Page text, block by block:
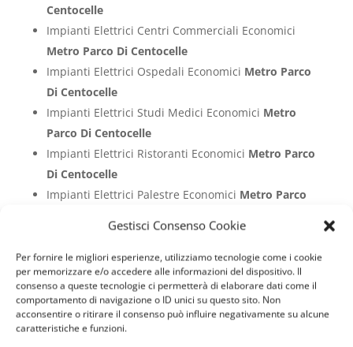
Gestisci Consenso Cookie
Per fornire le migliori esperienze, utilizziamo tecnologie come i cookie
per memorizzare e/o accedere alle informazioni del dispositivo. Il
consenso a queste tecnologie ci permetterà di elaborare dati come il
comportamento di navigazione o ID unici su questo sito. Non
acconsentire o ritirare il consenso può influire negativamente su alcune
caratteristiche e funzioni.
Centocelle
Impianti Elettrici Centri Commerciali Economici
Metro Parco Di Centocelle
Impianti Elettrici Ospedali Economici Metro Parco
Di Centocelle
Impianti Elettrici Studi Medici Economici Metro
Parco Di Centocelle
Impianti Elettrici Ristoranti Economici Metro Parco
Di Centocelle
Impianti Elettrici Palestre Economici Metro Parco
Metro Parco Di Centocelle
Impianti Elettrici Capannoni Industriali Economici
Metro Parco Di Centocelle
Impianti Elettrici Aziende EconomiciMetro Parco